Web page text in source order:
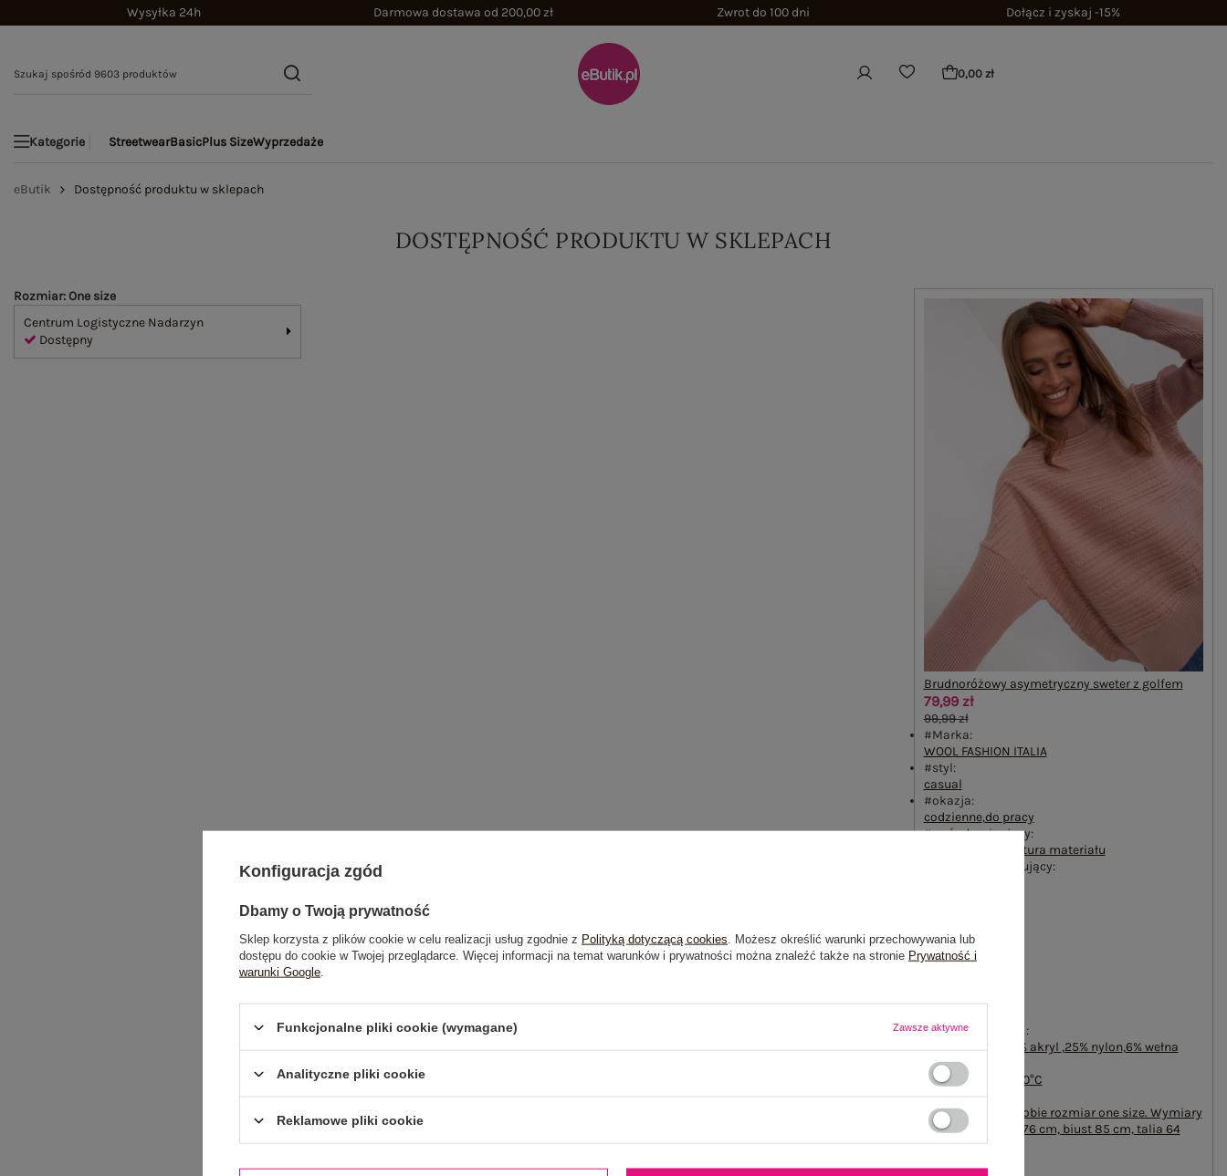
Wysyłka 24h Darmowa dostawa od 200,00 zł Zwrot do 100 dni Dołącz i zyskaj -15%
0,00 zł
Kategorie StreetwearBasicPlus SizeWyprzedaże
eButik Dostępność produktu w sklepach
DOSTĘPNOŚĆ PRODUKTU W SKLEPACH
Brudnoróżowy asymetryczny sweter z golfem
79,99 zł
99,99 zł
#Marka:
WOOL FASHION ITALIA
#styl:
casual
#okazja:
codzienne,do pracy
#wzór dominujący:
urozmaicona faktura materiału
#materiał dominujący:
#rękaw:
długi rękaw
#dekolt:
#skład materiału :
30% akryl ,25% nylon,6% wełna
#sposób prania :
pranie ręczne w 30°C
Modelka ma na sobie rozmiar one size. Wymiary
modelki: wzrost 176 cm, biust 85 cm, talia 64
cm, biodra 92 cm
Rozmiar: One size
Centrum Logistyczne Nadarzyn
Dostępny
Konfiguracja zgód
Dbamy o Twoją prywatność
Sklep korzysta z plików cookie w celu realizacji usług zgodnie z Polityką dotyczącą cookies . Możesz określić warunki przechowywania lub
dostępu do cookie w Twojej przeglądarce. Więcej informacji na temat warunków i prywatności można znaleźć także na stronie Prywatność i
warunki Google
Funkcjonalne pliki cookie (wymagane) Zawsze aktywne
Analityczne pliki cookie
Reklamowe pliki cookie